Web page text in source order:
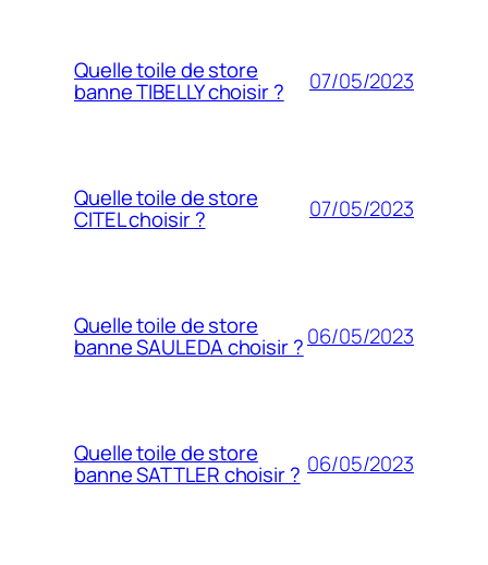
Quelle toile de store
banne TIBELLY choisir ? 07/05/2023
Quelle toile de store
CITEL choisir ? 07/05/2023
Quelle toile de store
banne SAULEDA choisir ?06/05/2023
Quelle toile de store
banne SATTLER choisir ? 06/05/2023